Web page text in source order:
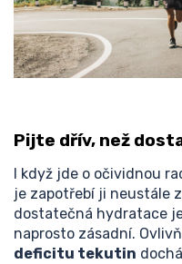
Pijte dřív, než
I když jde o očividnou
je zapotřebí ji neustále
dostatečná hydratace
naprosto zásadní.
deficitu tekutin